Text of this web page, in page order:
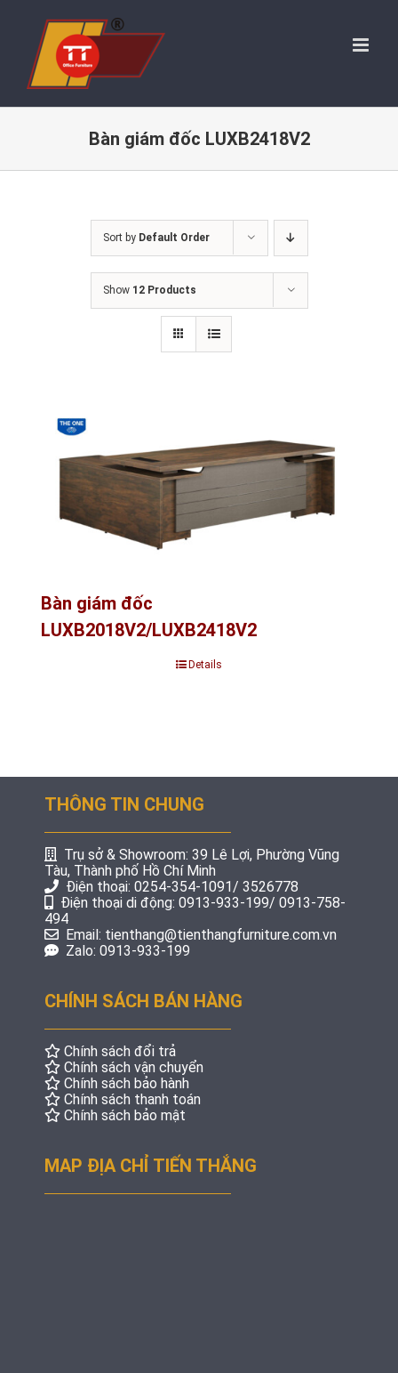
content
Bàn giám đốc LUXB2418V2
Sort by Default Order
Show 12 Products
Bàn giám đốc
LUXB2018V2/LUXB2418V2
Details
THÔNG TIN CHUNG
Trụ sở & Showroom: 39 Lê Lợi, Phường Vũng
Tàu, Thành phố Hồ Chí Minh
Điện thoại: 0254-354-1091/ 3526778
Điện thoại di động: 0913-933-199/ 0913-758-
494
Email: tienthang@tienthangfurniture.com.vn
Zalo: 0913-933-199
CHÍNH SÁCH BÁN HÀNG
Chính sách đổi trả
Chính sách vận chuyển
Chính sách bảo hành
Chính sách thanh toán
Chính sách bảo mật
MAP ĐỊA CHỈ TIẾN THẮNG